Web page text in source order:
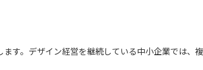
す。デザイン経営を継続している中小企業では、